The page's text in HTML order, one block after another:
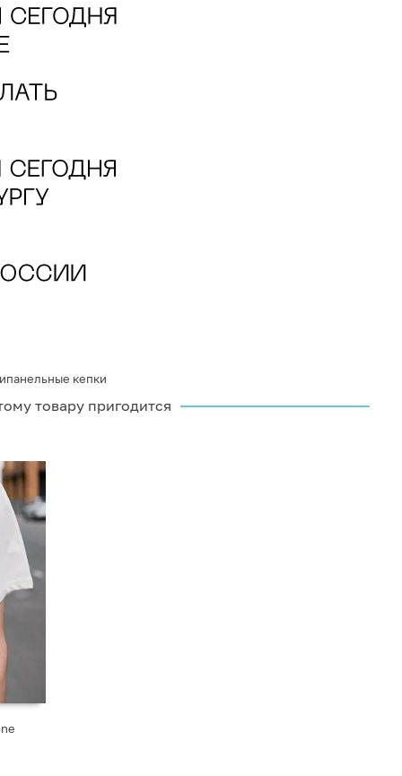
кепки
товару пригодится